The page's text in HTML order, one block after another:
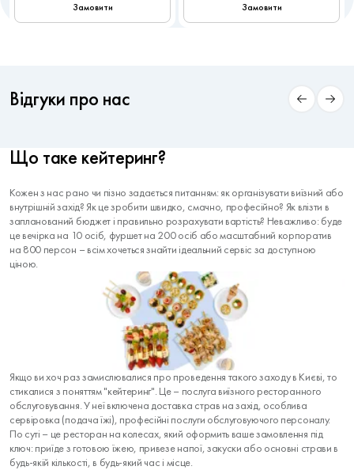
Замовити Замовити
Відгуки про нас
Що таке кейтеринг?
Кожен з нас рано чи пізно задається питанням: як організувати виїзний або
внутрішній захід? Як це зробити швидко, смачно, професійно? Як влізти в
запланований бюджет і правильно розрахувати вартість? Неважливо: буде
це вечірка на 10 осіб, фуршет на 200 осіб або масштабний корпоратив
на 800 персон – всім хочеться знайти ідеальний сервіс за доступною
ціною.
Якщо ви хоч раз замислювалися про проведення такого заходу в Києві, то
стикалися з поняттям "кейтеринг". Це – послуга виїзного ресторанного
обслуговування. У неї включена доставка страв на захід, особлива
сервіровка (подача їжі), професійні послуги обслуговуючого персоналу.
По суті – це ресторан на колесах, який оформить ваше замовлення під
ключ: приїде з готовою їжею, привезе напої, закуски або основні страви в
будь-якій кількості, в будь-який час і місце.